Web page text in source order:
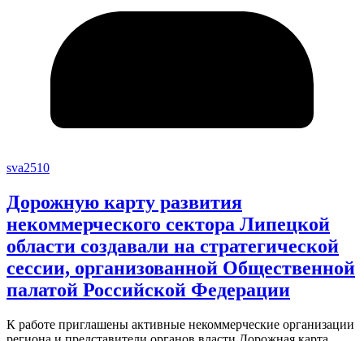
sva2510
Дорожную карту развития
некоммерческого сектора Липецкой
области создавали на стратегической
сессии, организованной Общественной
палатой Российской Федерации
К работе приглашены активные некоммерческие организации